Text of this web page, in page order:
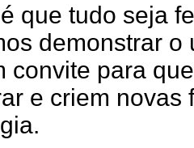
que tudo seja
demonstrar
convite para
e criem novas